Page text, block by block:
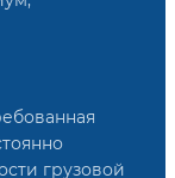
грузовой